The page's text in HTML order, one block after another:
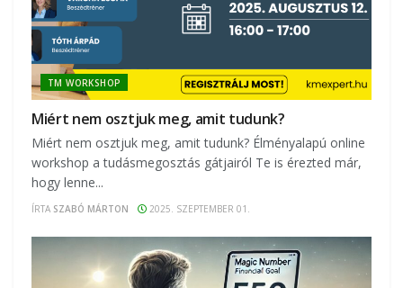
TM WORKSHOP
Miért nem osztjuk meg, amit tudunk?
Miért nem osztjuk meg, amit tudunk? Élményalapú online
workshop a tudásmegosztás gátjairól Te is érezted már,
hogy lenne...
ÍRTA SZABÓ MÁRTON 2025. SZEPTEMBER 01.